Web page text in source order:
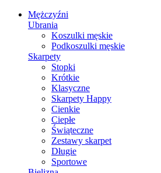
Mężczyźni
Ubrania
Koszulki męskie
Podkoszulki męskie
Skarpety
Stopki
Krótkie
Klasyczne
Skarpety Happy
Cienkie
Ciepłe
Świąteczne
Zestawy skarpet
Długie
Sportowe